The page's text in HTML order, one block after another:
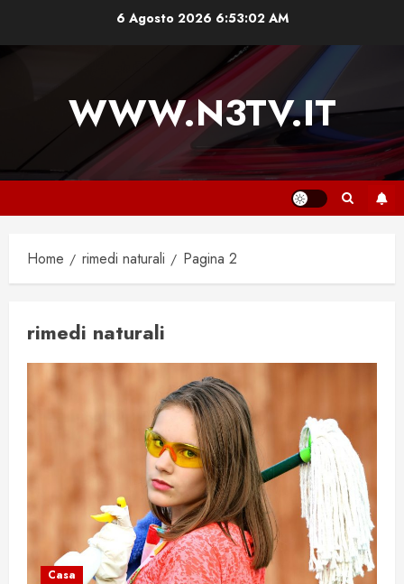
6 Agosto 2026 6:53:02 AM
WWW.N3TV.IT
Home rimedi naturali Pagina 2
rimedi naturali
Casa